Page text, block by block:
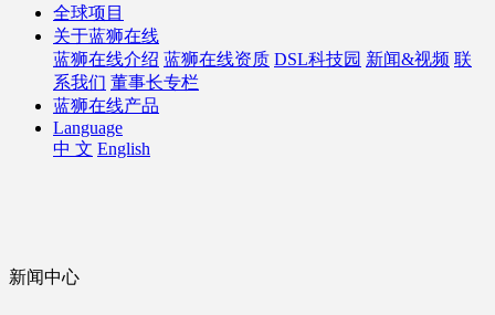
全球项目
关于蓝狮在线
蓝狮在线介绍 蓝狮在线资质 DSL科技园 新闻&视频 联
系我们 董事长专栏
蓝狮在线产品
Language
中 文 English
新闻中心